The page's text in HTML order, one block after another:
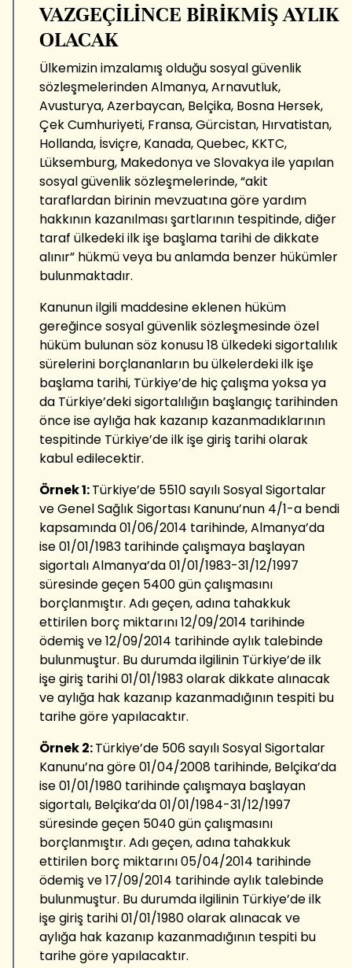
VAZGEÇİLİNCE BİRİKMİŞ AYLIK
OLACAK
Ülkemizin imzalamış olduğu sosyal güvenlik
sözleşmelerinden Almanya, Arnavutluk,
Avusturya, Azerbaycan, Belçika, Bosna Hersek,
Çek Cumhuriyeti, Fransa, Gürcistan, Hırvatistan,
Hollanda, İsviçre, Kanada, Quebec, KKTC,
Lüksemburg, Makedonya ve Slovakya ile yapılan
sosyal güvenlik sözleşmelerinde, “akit
taraflardan birinin mevzuatına göre yardım
hakkının kazanılması şartlarının tespitinde, diğer
taraf ülkedeki ilk işe başlama tarihi de dikkate
alınır” hükmü veya bu anlamda benzer hükümler
bulunmaktadır.
Kanunun ilgili maddesine eklenen hüküm
gereğince sosyal güvenlik sözleşmesinde özel
hüküm bulunan söz konusu 18 ülkedeki sigortalılık
sürelerini borçlananların bu ülkelerdeki ilk işe
başlama tarihi, Türkiye’de hiç çalışma yoksa ya
da Türkiye’deki sigortalılığın başlangıç tarihinden
önce ise aylığa hak kazanıp kazanmadıklarının
tespitinde Türkiye’de ilk işe giriş tarihi olarak
kabul edilecektir.
Örnek 1:Türkiye’de 5510 sayılı Sosyal Sigortalar
ve Genel Sağlık Sigortası Kanunu’nun 4/1-a bendi
kapsamında 01/06/2014 tarihinde, Almanya’da
ise 01/01/1983 tarihinde çalışmaya başlayan
sigortalı Almanya’da 01/01/1983-31/12/1997
süresinde geçen 5400 gün çalışmasını
borçlanmıştır. Adı geçen, adına tahakkuk
ettirilen borç miktarını 12/09/2014 tarihinde
ödemiş ve 12/09/2014 tarihinde aylık talebinde
bulunmuştur. Bu durumda ilgilinin Türkiye’de ilk
işe giriş tarihi 01/01/1983 olarak dikkate alınacak
ve aylığa hak kazanıp kazanmadığının tespiti bu
tarihe göre yapılacaktır.
Örnek 2:Türkiye’de 506 sayılı Sosyal Sigortalar
Kanunu’na göre 01/04/2008 tarihinde, Belçika’da
ise 01/01/1980 tarihinde çalışmaya başlayan
sigortalı, Belçika’da 01/01/1984-31/12/1997
süresinde geçen 5040 gün çalışmasını
borçlanmıştır. Adı geçen, adına tahakkuk
ettirilen borç miktarını 05/04/2014 tarihinde
ödemiş ve 17/09/2014 tarihinde aylık talebinde
bulunmuştur. Bu durumda ilgilinin Türkiye’de ilk
işe giriş tarihi 01/01/1980 olarak alınacak ve
aylığa hak kazanıp kazanmadığının tespiti bu
tarihe göre yapılacaktır.